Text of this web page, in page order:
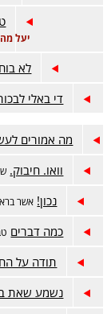
יעל
לא
די באלי
מה אמורים
וואו. חיבוק.
נכון! אשר ברא
כמה דברים
תודה על
נשמע שאת